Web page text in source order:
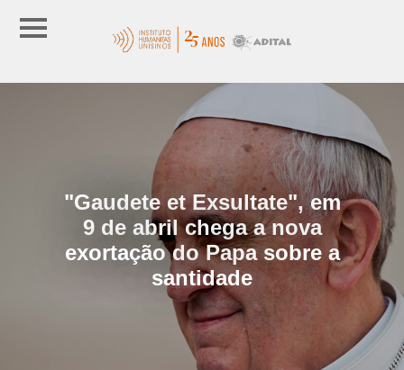
"Gaudete et Exsultate", em
9 de abril chega a nova
exortação do Papa sobre a
santidade